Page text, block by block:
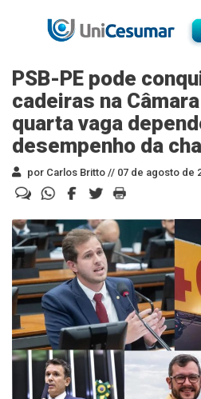
PSB-PE pode
cadeiras na
quarta vaga
desempenho da
por Carlos Britto // 07 de agosto de